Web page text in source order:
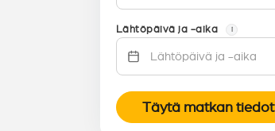
Lähtöpäivä ja -aika i
Täytä matkan tiedot